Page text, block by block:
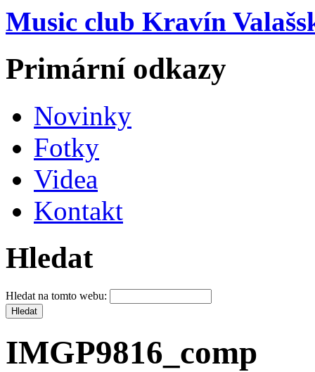
Music club Kravín
Primární odkazy
Novinky
Fotky
Videa
Kontakt
Hledat
Hledat na tomto webu:
IMGP9816_comp